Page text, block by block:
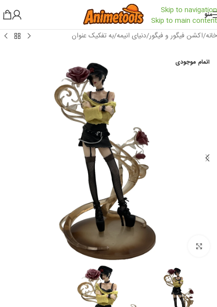
Skip to navigation
Skip to main content
منو
خانه/اکشن فیگور و فیگور/دنیای انیمه/به تفکیک عنوان
اتمام موجودی
بزرگنمایی تصویر